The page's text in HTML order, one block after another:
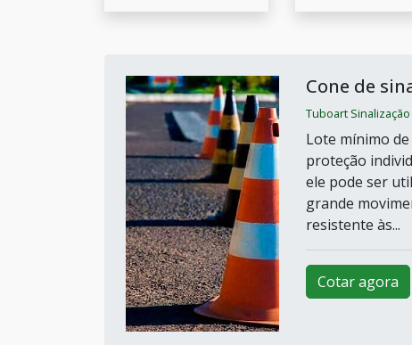
Cone de
Tuboart
Lote mínimo
proteção
ele pode ser
grande
resistente às...
Cotar agora